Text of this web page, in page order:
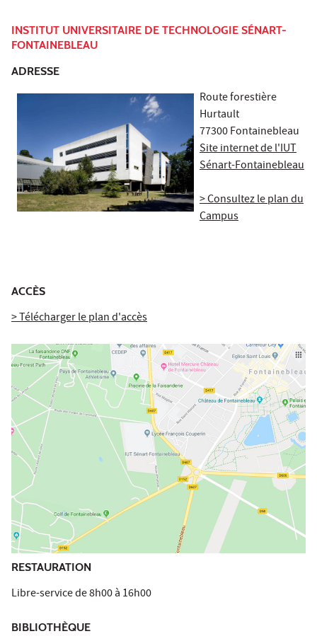
INSTITUT UNIVERSITAIRE DE TECHNOLOGIE SÉNART-
FONTAINEBLEAU
ADRESSE
Route forestière
Hurtault
77300 Fontainebleau
Site internet de l'IUT
Sénart-Fontainebleau
> Consultez le plan du
Campus
ACCÈS
> Télécharger le plan d'accès
RESTAURATION
Libre-service de 8h00 à 16h00
BIBLIOTHÈQUE